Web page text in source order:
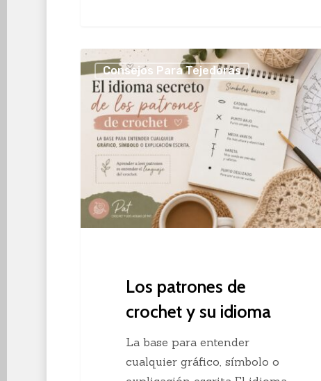
Los
patrones
de
crochet
idioma
Consejos Para Tejedoras
Los patrones de
crochet y su idioma
La base para entender
cualquier gráfico, símbolo o